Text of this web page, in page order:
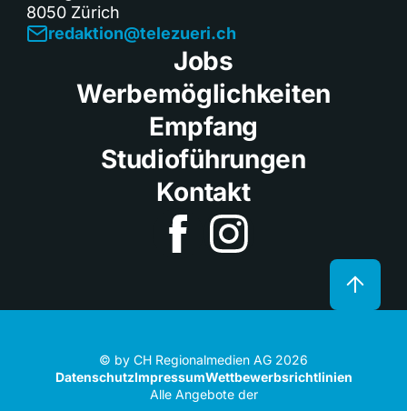
8050 Zürich
redaktion@telezueri.ch
Jobs
Werbemöglichkeiten
Empfang
Studioführungen
Kontakt
© by CH Regionalmedien AG 2026
DatenschutzImpressumWettbewerbsrichtlinien
Alle Angebote der